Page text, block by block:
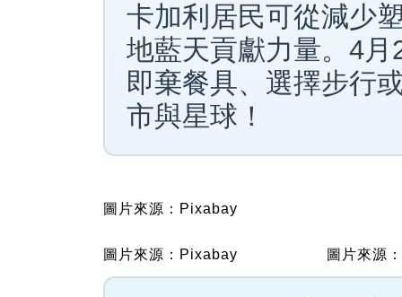
卡加利居民可從減少
地藍天貢獻力量。4
即棄餐具、選擇步行
市與星球！
圖片來源：Pixabay
圖片來源：Pixabay 圖片來源